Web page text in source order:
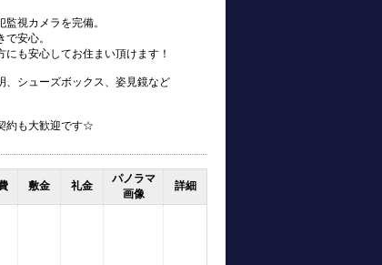
視カメラを完備。
安心。
も安心してお住まい頂けます！
、シューズボックス、姿見鏡など
約も大歓迎です☆
敷金 礼金
パノラマ
画像
詳細